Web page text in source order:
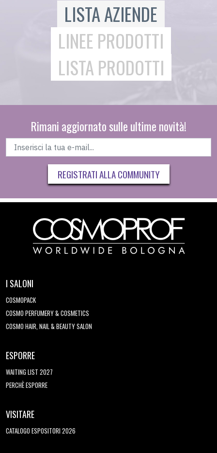
LISTA AZIENDE
LINEE PRODOTTI
LISTA PRODOTTI
Rimani aggiornato sulle ultime novità!
REGISTRATI ALLA COMMUNITY
I SALONI
COSMOPACK
COSMO PERFUMERY & COSMETICS
COSMO HAIR, NAIL & BEAUTY SALON
ESPORRE
WAITING LIST 2027
PERCHÈ ESPORRE
VISITARE
CATALOGO ESPOSITORI 2026